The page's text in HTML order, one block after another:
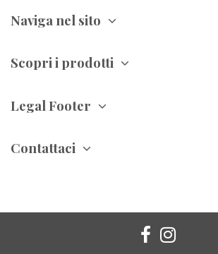
Naviga nel sito
Scopri i prodotti
Legal Footer
Contattaci